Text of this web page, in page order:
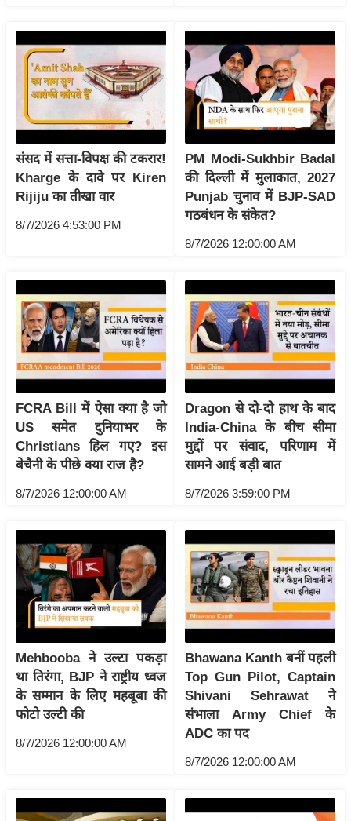
N
e
ला
इ
फ
स्टा
इ
लॉ
जी
ब्यू
टी
/
श
न
घ
रे
लू
स्खे
प
र्य
स्थ
ल
फि
ट
ने
स
रि
संसद में सत्ता-विपक्ष की टकरार!
Kharge के दावे पर Kiren
Rijiju का तीखा वार
8/7/2026 4:53:00 PM
PM Modi-Sukhbir Badal
की दिल्ली में मुलाकात, 2027
Punjab चुनाव में BJP-SAD
गठबंधन के संकेत?
8/7/2026 12:00:00 AM
FCRA Bill में ऐसा क्या है जो
US समेत दुनियाभर के
Christians हिल गए? इस
बेचैनी के पीछे क्या राज है?
8/7/2026 12:00:00 AM
Dragon से दो-दो हाथ के बाद
India-China के बीच सीमा
मुद्दों पर संवाद, परिणाम में
सामने आई बड़ी बात
8/7/2026 3:59:00 PM
Mehbooba ने उल्टा पकड़ा
था तिरंगा, BJP ने राष्ट्रीय ध्वज
के सम्मान के लिए महबूबा की
फोटो उल्टी की
8/7/2026 12:00:00 AM
Bhawana Kanth बनीं पहली
Top Gun Pilot, Captain
Shivani Sehrawat ने
संभाला Army Chief के
ADC का पद
8/7/2026 12:00:00 AM